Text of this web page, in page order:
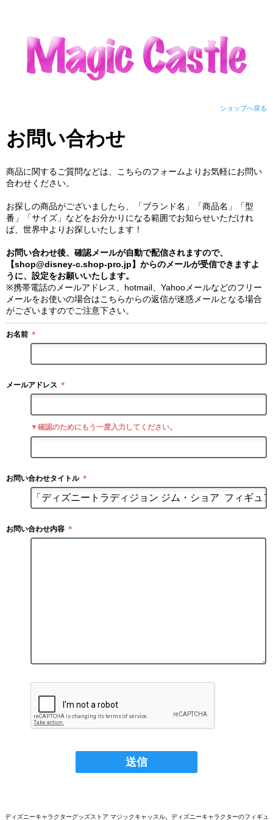
ショップへ戻る
お問い合わせ
商品に関するご質問などは、こちらのフォームよりお気軽にお問い
合わせください。
お探しの商品がございましたら、「ブランド名」「商品名」「型
番」「サイズ」などをお分かりになる範囲でお知らせいただけれ
ば、世界中よりお探しいたします！
お問い合わせ後、確認メールが自動で配信されますので、
【shop@disney-c.shop-pro.jp】からのメールが受信できますよ
うに、設定をお願いいたします。
※携帯電話のメールアドレス、hotmail、Yahooメールなどのフリー
メールをお使いの場合はこちらからの返信が迷惑メールとなる場合
がございますのでご注意下さい。
お名前 ＊
メールアドレス ＊
▼確認のためにもう一度入力してください。
お問い合わせタイトル ＊
お問い合わせ内容 ＊
ディズニーキャラクターグッズストア マジックキャッスル。ディズニーキャラクターのフィギュ